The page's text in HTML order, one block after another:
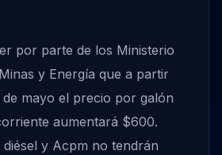
por parte de los Ministerio
y Energía que a partir
mayo el precio por galón
aumentará $600.
y Acpm no tendrán